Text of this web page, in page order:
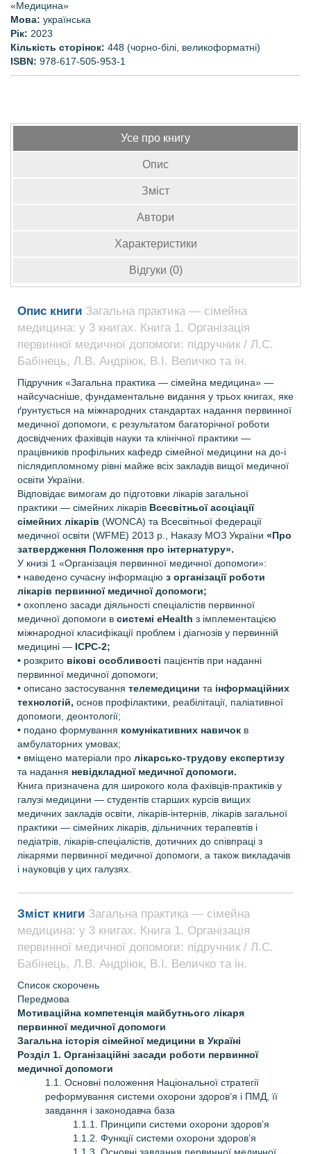
«Медицина»
Мова: українська
Рік: 2023
Кількість сторінок: 448 (чорно-білі, великоформатні)
ISBN: 978-617-505-953-1
Усе про книгу
Опис
Зміст
Автори
Характеристики
Відгуки (0)
Опис книги Загальна практика — сімейна
медицина: у 3 книгах. Книга 1. Організація
первинної медичної допомоги: підручник / Л.С.
Бабінець, Л.В. Андріюк, В.I. Величко та ін.
Підручник «Загальна практика — сімейна медицина» —
найсучасніше, фундаментальне видання у трьох книгах, яке
ґрунтується на міжнародних стандартах надання первинної
медичної допомоги, є результатом багаторічної роботи
досвідчених фахівців науки та клінічної практики —
працівників профільних кафедр сімейної медицини на до-і
післядипломному рівні майже всіх закладів вищої медичної
освіти України.
Відповідає вимогам до підготовки лікарів загальної
практики — сімейних лікарів Всесвітньої асоціації
сімейних лікарів (WONCA) та Всесвітньої федерації
медичної освіти (WFME) 2013 р., Наказу МОЗ України «Про
затвердження Положення про інтернатуру».
У книзі 1 «Організація первинної медичної допомоги»:
• наведено сучасну інформацію з організації роботи
лікарів первинної медичної допомоги;
• охоплено засади діяльності спеціалістів первинної
медичної допомоги в системі eHealth з імплементацією
міжнародної класифікації проблем і діагнозів у первинній
медицині — ІСРС-2;
• розкрито вікові особливості пацієнтів при наданні
первинної медичної допомоги;
• описано застосування телемедицини та інформаційних
технологій, основ профілактики, реабілітації, паліативної
допомоги, деонтології;
• подано формування комунікативних навичок в
амбулаторних умовах;
• вміщено матеріали про лікарсько-трудову експертизу
та надання невідкладної медичної допомоги.
Книга призначена для широкого кола фахівців-практиків у
галузі медицини — студентів старших курсів вищих
медичних закладів освіти, лікарів-інтернів, лікарів загальної
практики — сімейних лікарів, дільничних терапевтів і
педіатрів, лікарів-спеціалістів, дотичних до співпраці з
лікарями первинної медичної допомоги, а також викладачів
і науковців у цих галузях.
Зміст книги Загальна практика — сімейна
медицина: у 3 книгах. Книга 1. Організація
первинної медичної допомоги: підручник / Л.С.
Бабінець, Л.В. Андріюк, В.I. Величко та ін.
Список скорочень
Передмова
Мотиваційна компетенція майбутнього лікаря
первинної медичної допомоги
Загальна історія сімейної медицини в Україні
Розділ 1. Організаційні засади роботи первинної
медичної допомоги
1.1. Основні положення Національної стратегії
реформування системи охорони здоров’я і ПМД, її
завдання і законодавча база
1.1.1. Принципи системи охорони здоров’я
1.1.2. Функції системи охорони здоров’я